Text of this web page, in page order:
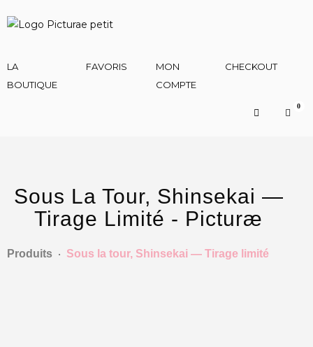
LA
BOUTIQUE
FAVORIS
MON
COMPTE
CHECKOUT
0
Sous La Tour, Shinsekai —
Tirage Limité - Picturæ
Produits • Sous la tour, Shinsekai — Tirage limité